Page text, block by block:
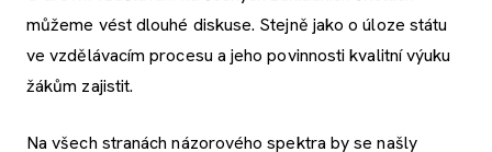
můžeme vést dlouhé diskuse. Stejně jako o úloze státu
ve vzdělávacím procesu a jeho povinnosti kvalitní výuku
žákům zajistit.
Na všech stranách názorového spektra by se našly